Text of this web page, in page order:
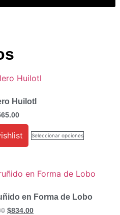
Huilotl
Seleccionar opciones
en Forma de Lobo
$834.00